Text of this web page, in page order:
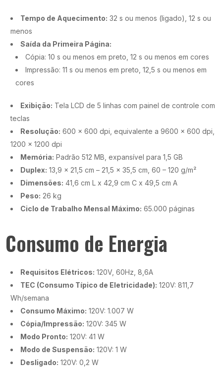
Tempo de Aquecimento: 32 s ou menos (ligado), 12 s ou
menos
Saída da Primeira Página:
Cópia: 10 s ou menos em preto, 12 s ou menos em cores
Impressão: 11 s ou menos em preto, 12,5 s ou menos em
cores
Exibição: Tela LCD de 5 linhas com painel de controle com
teclas
Resolução: 600 x 600 dpi, equivalente a 9600 x 600 dpi,
1200 x 1200 dpi
Memória: Padrão 512 MB, expansível para 1,5 GB
Duplex: 13,9 x 21,5 cm – 21,5 x 35,5 cm, 60 – 120 g/m²
Dimensões: 41,6 cm L x 42,9 cm C x 49,5 cm A
Peso: 26 kg
Ciclo de Trabalho Mensal Máximo: 65.000 páginas
Consumo de Energia
Requisitos Elétricos: 120V, 60Hz, 8,6A
TEC (Consumo Típico de Eletricidade): 120V: 811,7
Wh/semana
Consumo Máximo: 120V: 1.007 W
Cópia/Impressão: 120V: 345 W
Modo Pronto: 120V: 41 W
Modo de Suspensão: 120V: 1 W
Desligado: 120V: 0,2 W